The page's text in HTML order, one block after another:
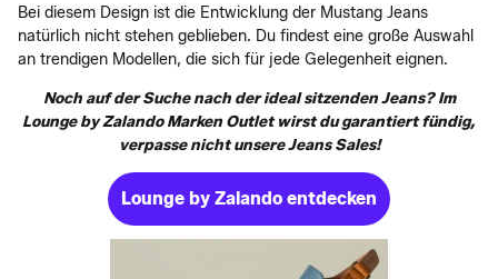
Bei diesem Design ist die Entwicklung der Mustang Jeans
natürlich nicht stehen geblieben. Du findest eine große Auswahl
an trendigen Modellen, die sich für jede Gelegenheit eignen.
Noch auf der Suche nach der ideal sitzenden Jeans? Im
Lounge by Zalando Marken Outlet wirst du garantiert fündig,
verpasse nicht unsere Jeans Sales!
Lounge by Zalando entdecken